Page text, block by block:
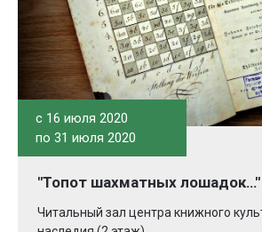
c 16 июля 2020
по 31 июля 2020
"Топот шахматных лошадок…"
Читальный зал центра книжного